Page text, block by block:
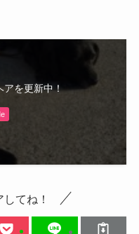
アを更新中！
てね！